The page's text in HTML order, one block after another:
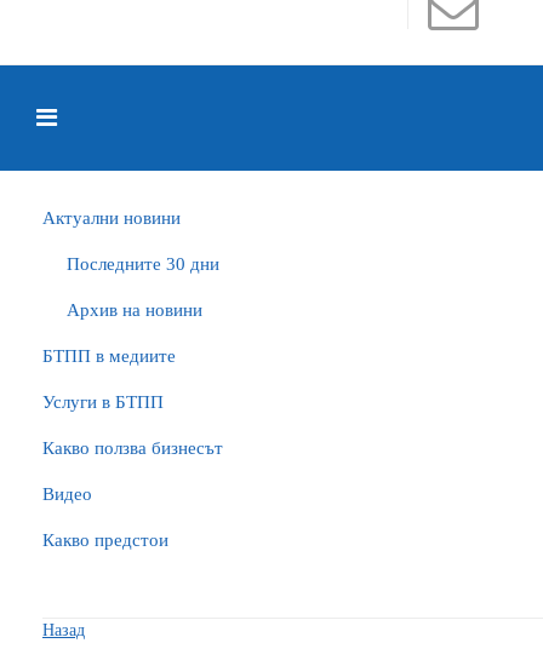
Актуални новини
Последните 30 дни
Архив на новини
БTПП в медиите
Услуги в БТПП
Какво ползва бизнесът
Видео
Какво предстои
Назад